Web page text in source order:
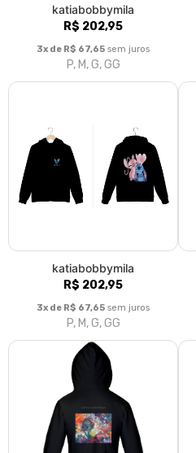
katiabobbymila
R$ 202,95
3x de R$ 67,65 sem juros
P, M, G, GG
katiabobbymila
R$ 202,95
3x de R$ 67,65 sem juros
P, M, G, GG